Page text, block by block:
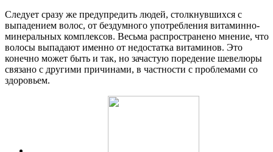
Следует сразу же предупредить людей, столкнувшихся с
выпадением волос, от бездумного употребления витаминно-
минеральных комплексов. Весьма распространено мнение, что
волосы выпадают именно от недостатка витаминов. Это
конечно может быть и так, но зачастую поредение шевелюры
связано с другими причинами, в частности с проблемами со
здоровьем.